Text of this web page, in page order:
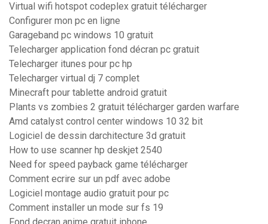
Virtual wifi hotspot codeplex gratuit télécharger
Configurer mon pc en ligne
Garageband pc windows 10 gratuit
Telecharger application fond décran pc gratuit
Telecharger itunes pour pc hp
Telecharger virtual dj 7 complet
Minecraft pour tablette android gratuit
Plants vs zombies 2 gratuit télécharger garden warfare
Amd catalyst control center windows 10 32 bit
Logiciel de dessin darchitecture 3d gratuit
How to use scanner hp deskjet 2540
Need for speed payback game télécharger
Comment ecrire sur un pdf avec adobe
Logiciel montage audio gratuit pour pc
Comment installer un mode sur fs 19